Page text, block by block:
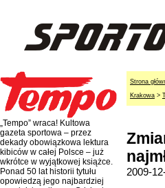
„Tempo” wraca! Kultowa
gazeta sportowa – przez
dekady obowiązkowa lektura
kibiców w całej Polsce – już
wkrótce w wyjątkowej książce.
Ponad 50 lat historii tytułu
opowiedzą jego najbardziej
Strona
Krakowa >
2009-